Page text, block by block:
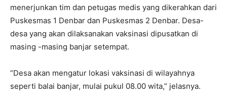
menerjunkan tim dan petugas medis yang dikerahkan dari
Puskesmas 1 Denbar dan Puskesmas 2 Denbar. Desa-
desa yang akan dilaksanakan vaksinasi dipusatkan di
masing -masing banjar setempat.
“Desa akan mengatur lokasi vaksinasi di wilayahnya
seperti balai banjar, mulai pukul 08.00 wita,” jelasnya.